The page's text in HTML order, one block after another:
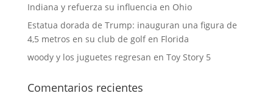
Indiana y refuerza su influencia en Ohio
Estatua dorada de Trump: inauguran una figura de
4,5 metros en su club de golf en Florida
woody y los juguetes regresan en Toy Story 5
Comentarios recientes